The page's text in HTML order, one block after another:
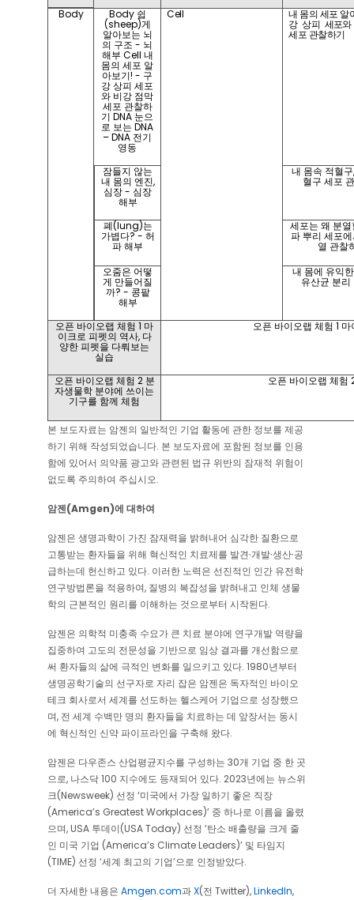
Body Body 쉽
(sheep)게
알아보는 뇌
의 구조 - 뇌
해부 Cell 내
몸의 세포 알
아보기! - 구
강 상피 세포
와 비강 점막
세포 관찰하
기 DNA 눈으
로 보는 DNA
– DNA 전기
영동
Cell 내 몸의 세포 알
강 상피 세포
세포 관찰하기
잠들지 않는
내 몸의 엔진,
심장 - 심장
해부
내 몸속 적혈
혈구 세포
폐(lung)는
가볍다? - 허
파 해부
세포는 왜 분
파 뿌리 세포
열 관찰
오줌은 어떻
게 만들어질
까? - 콩팥
해부
내 몸에 유익
유산균 분리
오픈 바이오랩 체험 1 마
이크로 피펫의 역사, 다
양한 피펫을 다뤄보는
실습
오픈 바이오랩 체험 1
오픈 바이오랩 체험 2 분
자생물학 분야에 쓰이는
기구를 함께 체험
오픈 바이오랩 체험
본 보도자료는 암젠의 일반적인 기업 활동에 관한 정보를 제공
하기 위해 작성되었습니다. 본 보도자료에 포함된 정보를 인용
함에 있어서 의약품 광고와 관련된 법규 위반의 잠재적 위험이
없도록 주의하여 주십시오.
암젠(Amgen)에 대하여
암젠은 생명과학이 가진 잠재력을 밝혀내어 심각한 질환으로
고통받는 환자들을 위해 혁신적인 치료제를 발견∙개발∙생산∙공
급하는데 헌신하고 있다. 이러한 노력은 선진적인 인간 유전학
연구방법론을 적용하여, 질병의 복잡성을 밝혀내고 인체 생물
학의 근본적인 원리를 이해하는 것으로부터 시작된다.
암젠은 의학적 미충족 수요가 큰 치료 분야에 연구개발 역량을
집중하여 고도의 전문성을 기반으로 임상 결과를 개선함으로
써 환자들의 삶에 극적인 변화를 일으키고 있다. 1980년부터
생명공학기술의 선구자로 자리 잡은 암젠은 독자적인 바이오
테크 회사로서 세계를 선도하는 헬스케어 기업으로 성장했으
며, 전 세계 수백만 명의 환자들을 치료하는 데 앞장서는 동시
에 혁신적인 신약 파이프라인을 구축해 왔다.
암젠은 다우존스 산업평균지수를 구성하는 30개 기업 중 한 곳
으로, 나스닥 100 지수에도 등재되어 있다. 2023년에는 뉴스위
크(Newsweek) 선정 ‘미국에서 가장 일하기 좋은 직장
(America’s Greatest Workplaces)’ 중 하나로 이름을 올렸
으며, USA 투데이(USA Today) 선정 ‘탄소 배출량을 크게 줄
인 미국 기업 (America’s Climate Leaders)’ 및 타임지
(TIME) 선정 ‘세계 최고의 기업’으로 인정받았다.
더 자세한 내용은 Amgen.com과X(전 Twitter),LinkedIn,